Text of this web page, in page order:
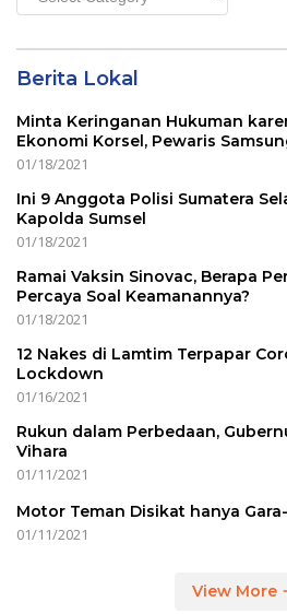
Menu
Berita Lokal
Minta Keringanan Hukuman
Ekonomi Korsel, Pewaris
01/18/2021
Ini 9 Anggota Polisi Sumatera
Kapolda Sumsel
01/18/2021
Ramai Vaksin Sinovac, Berapa
Percaya Soal Keamanannya?
01/18/2021
12 Nakes di Lamtim Terpapar
Lockdown
01/16/2021
Rukun dalam Perbedaan,
Vihara
01/11/2021
Motor Teman Disikat hanya
01/11/2021
View More